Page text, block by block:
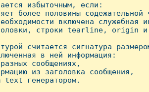
избыточным, если:
более половины содежательной
включена служебная
строки tearline, origin и
считается сигнатура
в ней информация:
сообщениях,
из заголовка сообщения,
text генератором.